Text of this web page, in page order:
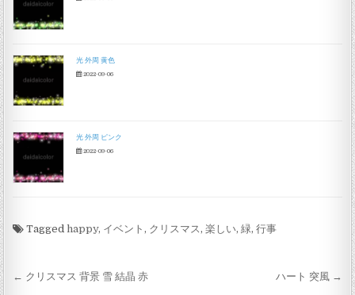
光 外周 黄色
2022-09-06
光 外周 ピンク
2022-09-06
Taggedhappy, イベント, クリスマス,楽しい,緑,行事
投稿ナビゲーション
← クリスマス 背景 雪 結晶 赤 ハート 突風 →